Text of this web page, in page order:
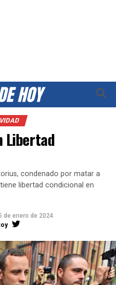
Libertad
condenado por matar a
libertad condicional en
de enero de 2024